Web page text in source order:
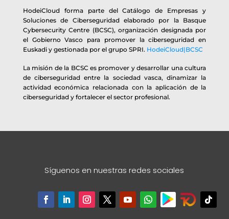
HodeiCloud forma parte del Catálogo de Empresas y
Soluciones de Ciberseguridad elaborado por la Basque
Cybersecurity Centre (BCSC), organización designada por
el Gobierno Vasco para promover la ciberseguridad en
Euskadi y gestionada por el grupo SPRI. HodeiCloud|BCSC
La misión de la BCSC es promover y desarrollar una cultura
de ciberseguridad entre la sociedad vasca, dinamizar la
actividad económica relacionada con la aplicación de la
ciberseguridad y fortalecer el sector profesional.
Síguenos en nuestras redes sociales